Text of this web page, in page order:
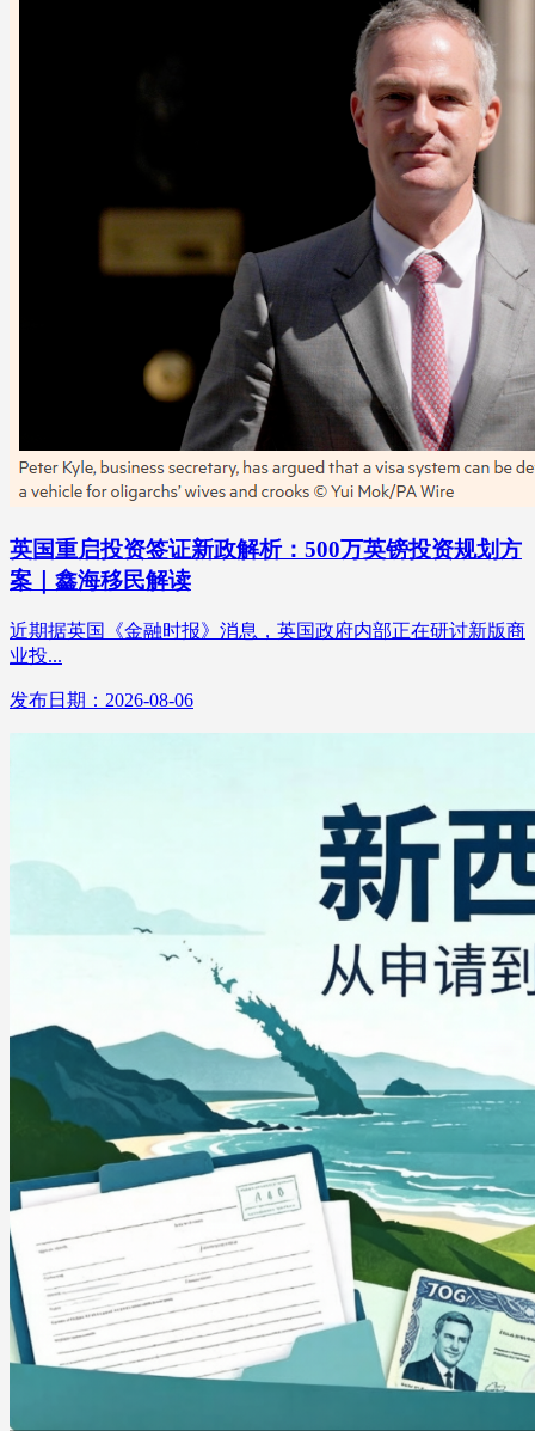
英国重启投资签证新政解析：500万英镑投资规划方
案｜鑫海移民解读
近期据英国《金融时报》消息，英国政府内部正在研讨新版商
业投...
发布日期：2026-08-06